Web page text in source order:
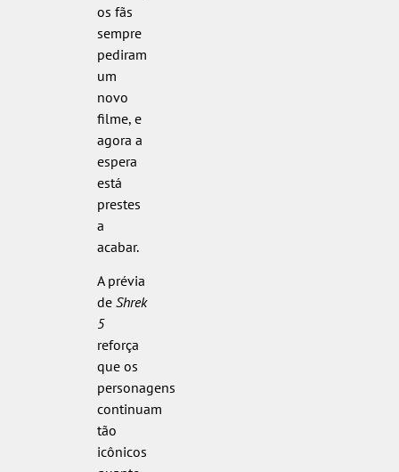
os fãs
sempre
pediram
um
novo
filme, e
agora a
espera
está
prestes
a
acabar.
A prévia
de Shrek
5
reforça
que os
personagens
continuam
tão
icônicos